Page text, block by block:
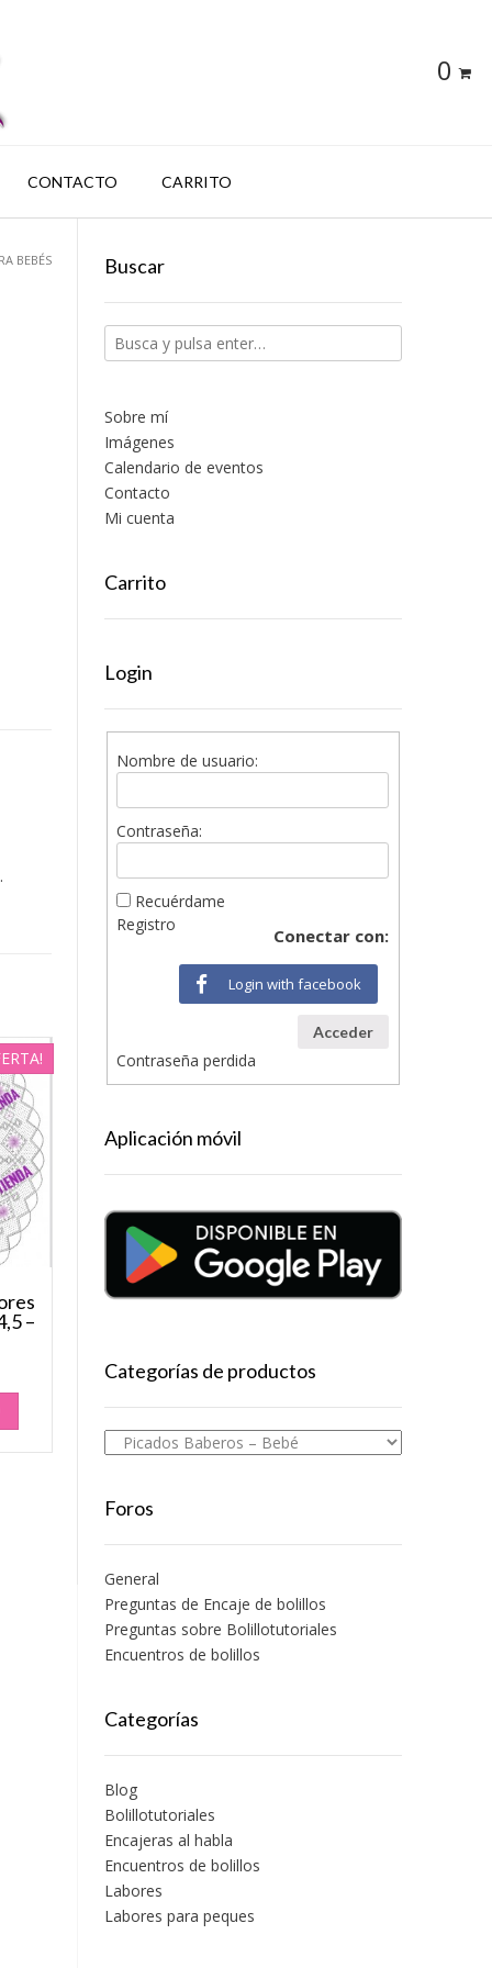
0
CONTACTO CARRITO
BEBÉS
–
Buscar
Sobre mí
Imágenes
Calendario de eventos
Contacto
Mi cuenta
Carrito
Login
Nombre de usuario:
Contraseña:
Recuérdame
Conectar con:
Login with facebook
Acceder
Registro
Contraseña perdida
Aplicación móvil
Categorías de productos
Foros
General
Preguntas de Encaje de bolillos
Preguntas sobre Bolillotutoriales
Encuentros de bolillos
Categorías
Blog
Bolillotutoriales
Encajeras al habla
Encuentros de bolillos
Labores
Labores para peques